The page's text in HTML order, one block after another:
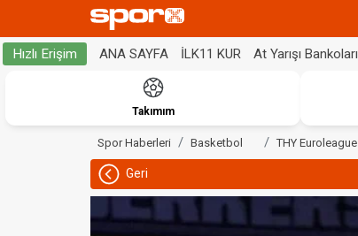
Hızlı Erişim ANA SAYFA İLK11 KUR At Yarışı Bankoları
Takımım
Spor Haberleri Basketbol THY Euroleague
Geri